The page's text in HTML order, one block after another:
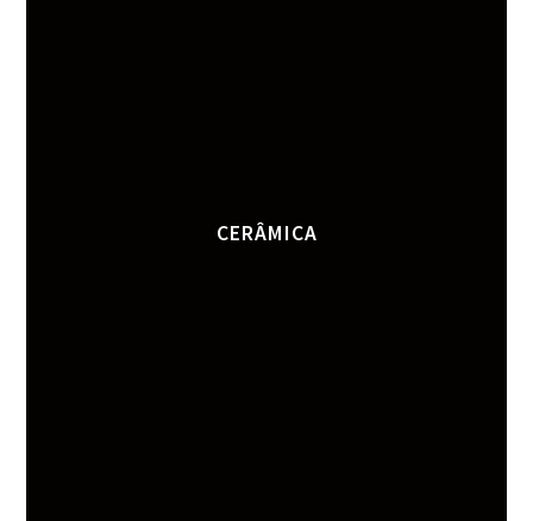
CERÂMICA